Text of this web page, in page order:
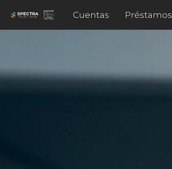
Cuentas Préstamos